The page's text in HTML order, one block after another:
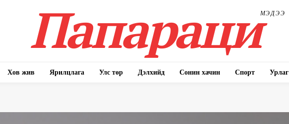
ПапарациМЭДЭЭ
Хов жив Ярилцлага Улс төр Дэлхийд Сонин хачин Спорт Урлаг